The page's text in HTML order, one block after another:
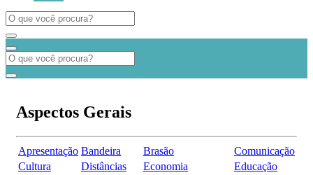
Aspectos Gerais
Apresentação Bandeira Brasão
Comunicação
Cultura
Distâncias Economia
Educação